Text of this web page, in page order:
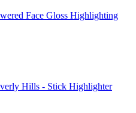
Face Gloss Highlighting